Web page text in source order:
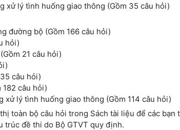
xử lý tình huống giao thông (Gồm 35 câu hỏi)
đường bộ (Gồm 166 câu hỏi)
hỏi)
21 câu hỏi)
câu hỏi)
182 câu hỏi)
xử lý tình huống giao thông (Gồm 114 câu hỏi)
toàn bộ câu hỏi trong Sách tài liệu để các
trúc đề thi do Bộ GTVT quy định.